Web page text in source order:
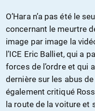
O’Hara n’a pas été le
concernant le meurtre
image par image la
l’ICE Eric Balliet, qui a
forces de l’ordre et qui
dernière sur les abus de
également critiqué
la route de la voiture et